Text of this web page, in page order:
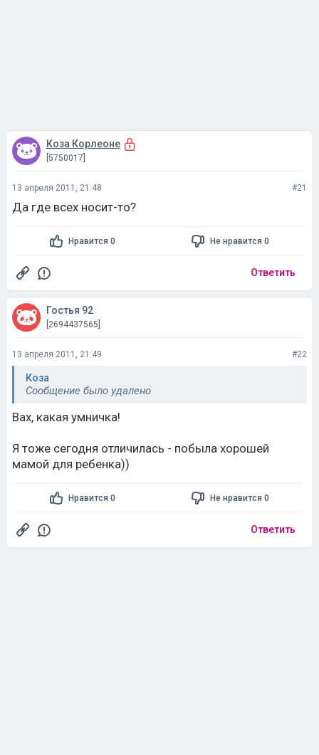
Коза Корлеоне
[5750017]
13 апреля 2011, 21:48 #21
Да где всех носит-то?
Нравится 0 Не нравится 0
Ответить
Гостья 92
[2694437565]
13 апреля 2011, 21:49 #22
Коза
Сообщение было удалено
Вах, какая умничка!
Я тоже сегодня отличилась - побыла хорошей
мамой для ребенка))
Нравится 0 Не нравится 0
Ответить